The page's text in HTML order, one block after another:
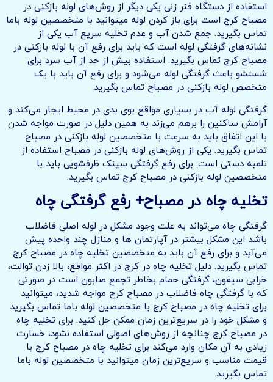
استفاده از دستگاه فنر زنی یکی دیگر از روش‌های لوله بازکنی در
مصباح کرج است برای باز کردن لوله میتوانید با متخصصین لوله باما
تماس بگیرید. جمع شدن آب و عدم تخلیه سریع آب یکی از
نشانه‌های گرفتگی لوله است که باید برای رفع آن با لوله بازکنی در
مصباح کرج تماس بگیرید. استفاده بیش از حد از آب سرد برای
شستشو باعث گرفتگی لوله می‌شود و برای رفع آن باید با یک
متخصص لوله بازکنی در مصباح تماس بگیرید.
گرفتگی لوله آب در بسیاری مواقع بوی بدی در محیط ایجار می‌کند و
آرامش ساکنین را برهم می‌زند به همین دلیل در صورت مواجه شدن
با این اتفاق باید به سرعت با متخصصین لوله بازکنی در مصباح
تماس بگیرید. یکی از روش‌های لوله بازکنی در مصباح استفاده از
تلمبه دستی است. برای رفع گرفتگی سینک ظرفشویی باید با
متخصصین لوله بازکنی در مصباح کرج تماس بگیرید.
تخلیه چاه در مصباح+ رفع گرفتگی چاه
گرفتگی چاه می‌تواند به علت وجود مشکل در لوله اصلی فاضلاب
باشد این مشکل بیشتر در آپارتمان ها و منازل چند واحده پیش
می‌آید و برای رفع آن باید به متخصصین تخلیه چاه در مصباح کرج
تماس بگیرید. دلیل تخلیه چاه در کرج در اکثر مواقع، بالا زدن توالت،
خرابی سیفون، گرفتگی حمام بخاطر تجمع صابون است در صورتی
که با گرفتگی چاه فاضلاب در مصباح کرج مواجه شدید، میتوانید
برای تخلیه چاه در مصباح کرج با متخصصین لوله باما تماس بگیرید
و مشکل خود را در سریع‌ترین زمان ممکن حل کنید. برای تخلیه چاه
در مصباح کرج چنانچه از روش‌های اصولی استفاده نشود، خسارت
زیادی به آن مکان وارد می‌کند برای تخلیه چاه در مصباح کرج با
قیمت مناسب و سریع‌ترین زمان میتوانید با متخصصین لوله باما
تماس بگیرید.